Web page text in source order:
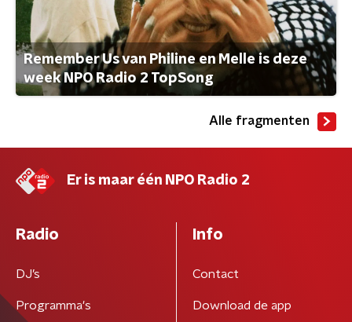
Remember Us van Philine en Melle is deze
week NPO Radio 2 TopSong
Alle fragmenten
Er is maar één NPO Radio 2
Radio
DJ’s
Programma's
Info
Contact
Download de app